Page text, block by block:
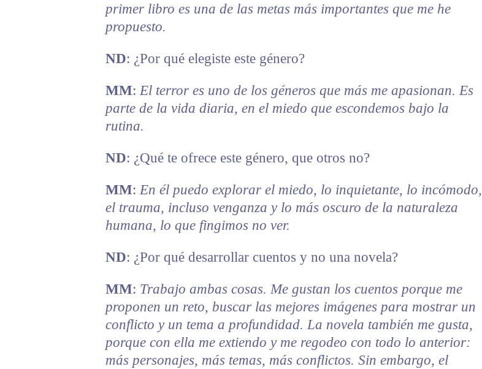
primer libro es una de las metas más importantes que me he
propuesto.
ND: ¿Por qué elegiste este género?
MM: El terror es uno de los géneros que más me apasionan. Es
parte de la vida diaria, en el miedo que escondemos bajo la
rutina.
ND: ¿Qué te ofrece este género, que otros no?
MM: En él puedo explorar el miedo, lo inquietante, lo incómodo,
el trauma, incluso venganza y lo más oscuro de la naturaleza
humana, lo que fingimos no ver.
ND: ¿Por qué desarrollar cuentos y no una novela?
MM: Trabajo ambas cosas. Me gustan los cuentos porque me
proponen un reto, buscar las mejores imágenes para mostrar un
conflicto y un tema a profundidad. La novela también me gusta,
porque con ella me extiendo y me regodeo con todo lo anterior:
más personajes, más temas, más conflictos. Sin embargo, el